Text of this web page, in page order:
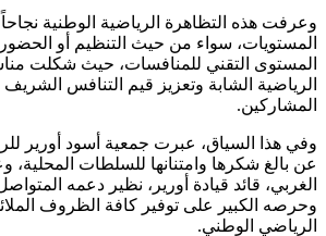
وعرفت هذه التظاهرة الرياضية الوطنية نجاحاً
المستويات، سواء من حيث التنظيم أو
المستوى التقني للمنافسات، حيث شكلت
الرياضية الشابة وتعزيز قيم التنافس الشريف
المشاركين.
وفي هذا السياق، عبرت جمعية أسود أورير
عن بالغ شكرها وامتنانها للسلطات المحلية،
الغربي، قائد قيادة أورير، نظير دعمه
وحرصه الكبير على توفير كافة الظروف
الرياضي الوطني.